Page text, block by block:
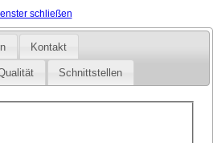
schließen
Kontakt
Schnittstellen